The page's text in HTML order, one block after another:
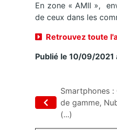
En zone « AMII »,
de ceux dans les
Retrouvez toute
Publié le 10/09/2021
Smartphones
de gamme,
(...)